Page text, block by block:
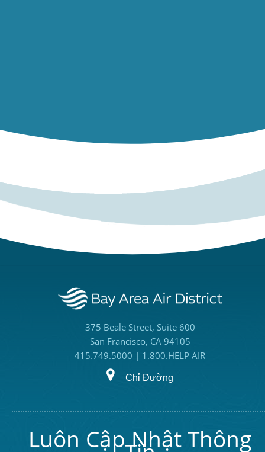
375 Beale Street, Suite 600
San Francisco, CA 94105
415.749.5000 | 1.800.HELP AIR
Chỉ Đường
Luôn Cập Nhật Thông